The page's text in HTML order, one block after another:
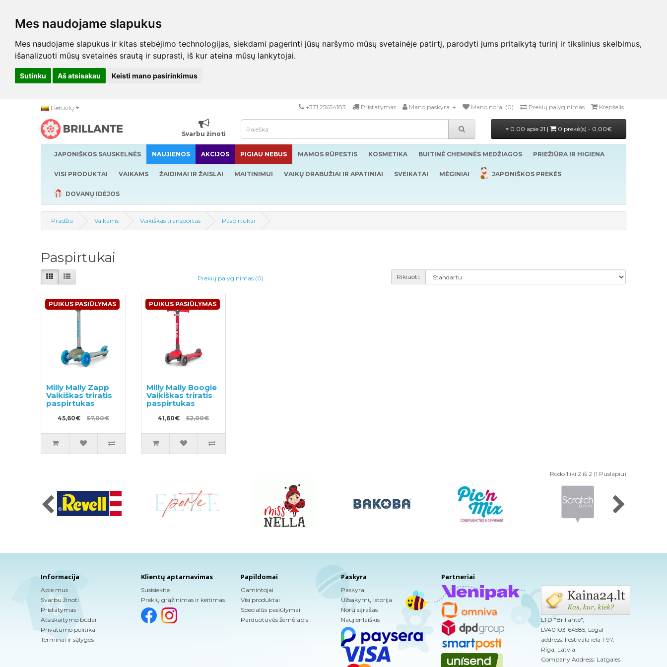
Mes naudojame slapukus
Mes naudojame slapukus ir kitas stebėjimo technologijas, siekdami pagerinti jūsų naršymo mūsų svetainėje patirtį, parodyti jums pritaikytą turinį ir tikslinius skelbimus,
išanalizuoti mūsų svetainės srautą ir suprasti, iš kur ateina mūsų lankytojai.
Sutinku Aš atsisakau Keisti mano pasirinkimus
Lietuvių +371 25654183 Pristatymas Mano paskyra Mano norai (0) Prekių palyginimas Krepšelis
Svarbu žinoti
0.00 apie 21 | 0 prekė(s) - 0,00€
JAPONIŠKOS SAUSKELNĖS NAUJIENOS AKCIJOS PIGIAU NEBUS MAMOS RŪPESTIS KOSMETIKA BUITINĖ CHEMINĖS MEDŽIAGOS PRIEŽIŪRA IR HIGIENA
VISI PRODUKTAI VAIKAMS ŽAIDIMAI IR ŽAISLAI MAITINIMUI VAIKŲ DRABUŽIAI IR APATINIAI SVEIKATAI MĖGINIAI JAPONIŠKOS PREKĖS
DOVANŲ IDĖJOS
Pradžia Vaikams Vaikiškas transportas Paspirtukai
Paspirtukai
Prekių palyginimas (0) Rikiuoti:
PUIKUS PASIŪLYMAS
Milly Mally Zapp
Vaikiškas triratis
paspirtukas
45,60€ 57,00€
PUIKUS PASIŪLYMAS
Milly Mally Boogie
Vaikiškas triratis
paspirtukas
41,60€ 52,00€
Rodo 1 iki 2 iš 2 (1 Puslapiu)
Informacija
Apie mus
Svarbu žinoti
Pristatymas
Atsiskaitymo būdai
Privatumo politika
Terminai ir sąlygos
Klientų aptarnavimas
Susisiekite
Prekių grąžinimas ir keitimas
Papildomai
Gamintojai
Visi produktai
Specialūs pasiūlymai
Parduotuvės žemėlapis
Paskyra
Paskyra
Užsakymų istorija
Norų sąrašas
Naujienlaiškis
Partneriai
LTD "Brillante",
LV40103164585, Legal
address: Festivāla iela 1-97,
Rīga, Latvia
Company Address: Latgales